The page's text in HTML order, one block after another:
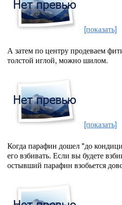
[показать]
А затем по центру продеваем
толстой иглой, можно шилом.
[показать]
Когда парафин дошел "до
его взбивать. Если вы будете
остывший парафин взобьется